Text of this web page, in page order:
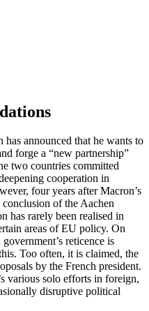
announced that he wants to
forge a “new partnership”
two countries committed
cooperation in
four years after Macron’s
of the Aachen
has rarely been realised in
areas of EU policy. On
reticence is
Too often, it is claimed, the
by the French president.
various solo efforts in foreign,
disruptive political